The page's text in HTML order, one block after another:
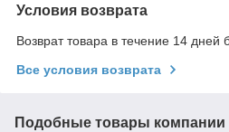
Условия возврата
Возврат товара в течение 14 дней
Все условия возврата
Подобные товары компании